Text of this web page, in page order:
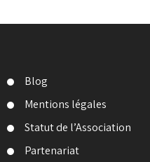
Blog
Mentions légales
Statut de l’Association
Partenariat